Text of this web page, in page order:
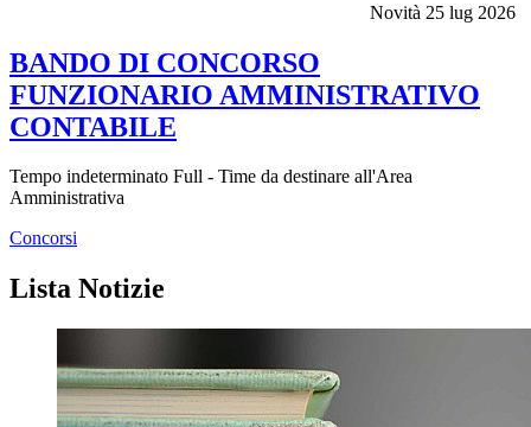
Novità 25 lug 2026
BANDO DI CONCORSO
FUNZIONARIO AMMINISTRATIVO
CONTABILE
Tempo indeterminato Full - Time da destinare all'Area
Amministrativa
Concorsi
Lista Notizie